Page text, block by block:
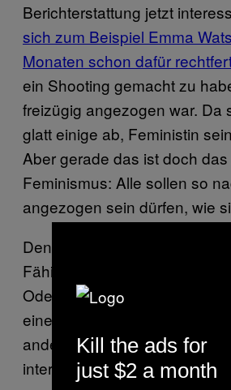
Berichterstattung jetzt
sich zum Beispiel Emma
Monaten schon dafür
ein Shooting gemacht zu
freizügig angezogen war. Da
glatt einige ab, Feministin
Aber gerade das ist doch
Feminismus: Alle sollen so
angezogen sein dürfen, wie
Denn Nacktheit raubt
Fähigkeit, für Gleichstellung
Oder sagen wir es so:
eine ausgezeichnete
andere hat uns einen
interessieren.
Kill the ads for
just $2 a month